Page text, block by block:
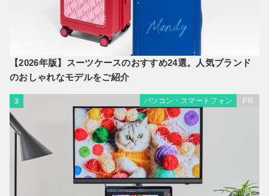
【2026年版】スーツケースのおすすめ24選。人気ブランド
のおしゃれなモデルをご紹介
3 パソコン・スマートフォン PR